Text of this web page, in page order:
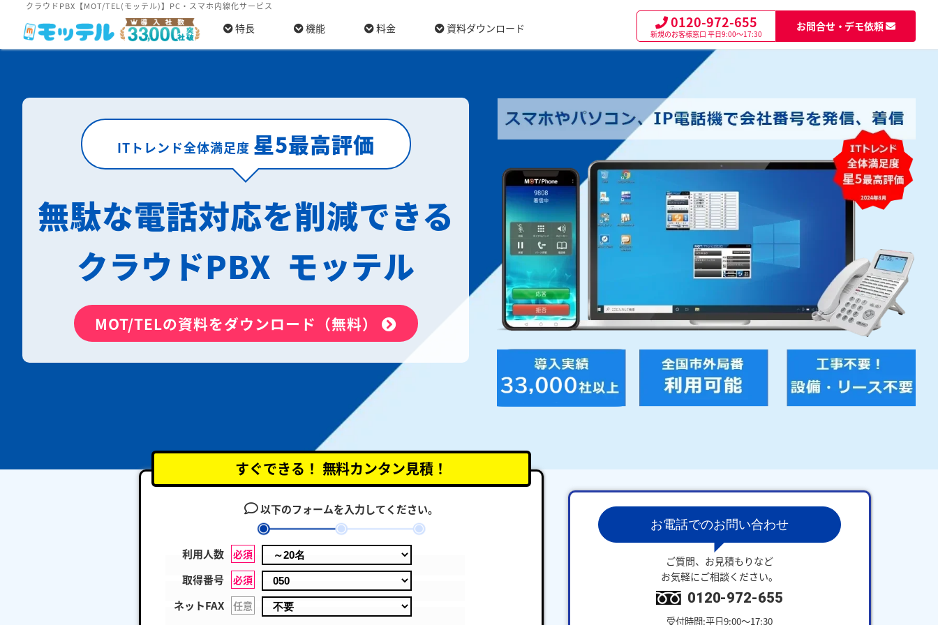
クラウドPBX【MOT/TEL(モッテル)】PC・スマホ内線化サービス
特長 機能 料金 資料ダウンロード 0120-972-655
新規のお客様窓口 平日9:00～17:30
お問合せ・デモ依頼
ITトレンド全体満足度 星5最高評価
無駄な電話対応を削減できる
クラウドPBX モッテル
MOT/TELの資料をダウンロード（無料）
すぐできる！ 無料カンタン見積！
以下のフォームを入力してください。
利用人数 必須
取得番号 必須
ネットFAX 任意
お電話でのお問い合わせ
ご質問、お見積もりなど
お気軽にご相談ください。
0120-972-655
受付時間:平日9:00～17:30